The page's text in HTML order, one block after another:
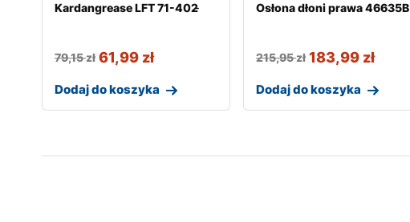
Kardangrease LFT 71-402 ̵
79,15zł 61,99 zł
Dodaj do koszyka
Osłona dłoni prawa 46635B
215,95zł 183,99 zł
Dodaj do koszyka